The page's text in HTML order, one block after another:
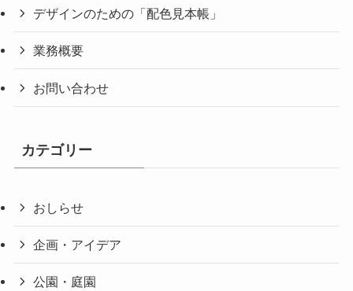
デザインのための「配色見本帳」
業務概要
お問い合わせ
カテゴリー
おしらせ
企画・アイデア
公園・庭園